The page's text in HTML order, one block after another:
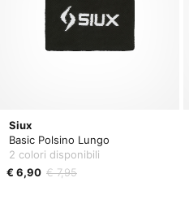
Siux
Basic Polsino Lungo
2 colori disponibili
€ 6,90 € 7,95